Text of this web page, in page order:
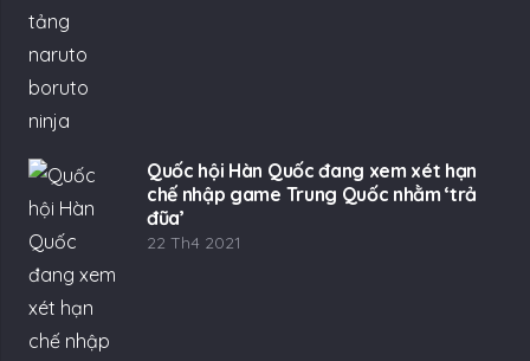
Quốc hội Hàn Quốc đang xem xét hạn
chế nhập game Trung Quốc nhằm ‘trả
đũa’
22 Th4 2021